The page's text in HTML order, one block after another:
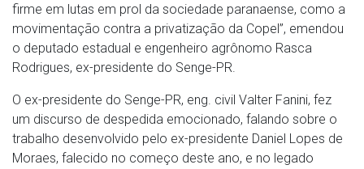
firme em lutas em prol da sociedade paranaense, como a
movimentação contra a privatização da Copel”, emendou
o deputado estadual e engenheiro agrônomo Rasca
Rodrigues, ex-presidente do Senge-PR.
O ex-presidente do Senge-PR, eng. civil Valter Fanini, fez
um discurso de despedida emocionado, falando sobre o
trabalho desenvolvido pelo ex-presidente Daniel Lopes de
Moraes, falecido no começo deste ano, e no legado